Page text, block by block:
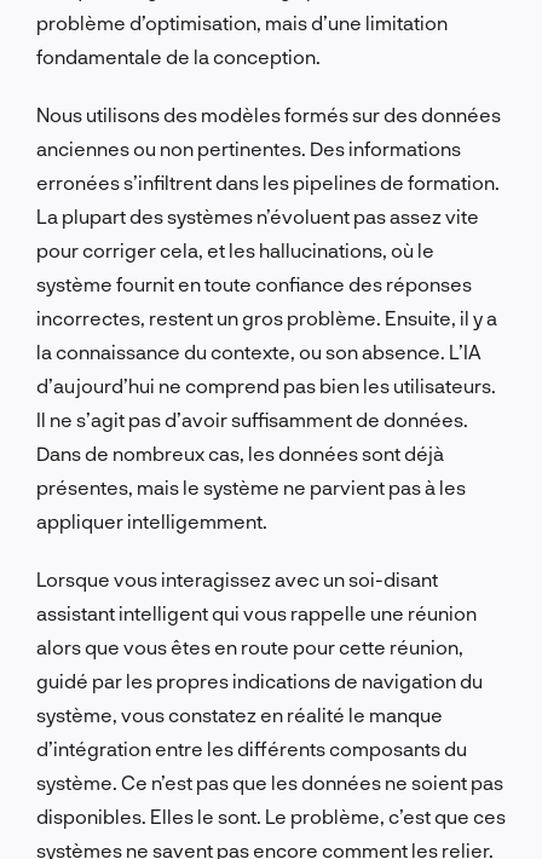
problème d’optimisation, mais d’une limitation
fondamentale de la conception.
Nous utilisons des modèles formés sur des données
anciennes ou non pertinentes. Des informations
erronées s’infiltrent dans les pipelines de formation.
La plupart des systèmes n’évoluent pas assez vite
pour corriger cela, et les hallucinations, où le
système fournit en toute confiance des réponses
incorrectes, restent un gros problème. Ensuite, il y a
la connaissance du contexte, ou son absence. L’IA
d’aujourd’hui ne comprend pas bien les utilisateurs.
Il ne s’agit pas d’avoir suffisamment de données.
Dans de nombreux cas, les données sont déjà
présentes, mais le système ne parvient pas à les
appliquer intelligemment.
Lorsque vous interagissez avec un soi-disant
assistant intelligent qui vous rappelle une réunion
alors que vous êtes en route pour cette réunion,
guidé par les propres indications de navigation du
système, vous constatez en réalité le manque
d’intégration entre les différents composants du
système. Ce n’est pas que les données ne soient pas
disponibles. Elles le sont. Le problème, c’est que ces
systèmes ne savent pas encore comment les relier.